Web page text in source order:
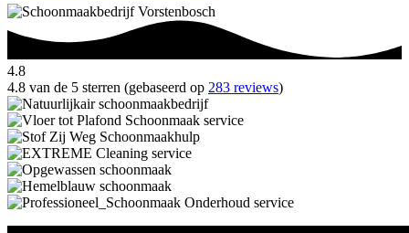
4.8
4.8 van de 5 sterren (gebaseerd op 283 reviews)